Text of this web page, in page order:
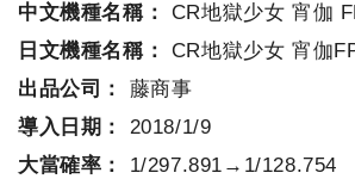
中文機種名稱： CR地獄少女 宵伽
日文機種名稱： CR地獄少女 宵伽
出品公司： 藤商事
導入日期： 2018/1/9
大當確率： 1/297.891→1/128.754